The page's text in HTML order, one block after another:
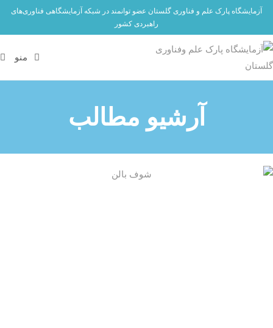
آزمایشگاه پارک علم و فناوری گلستان عضو توانمند در شبکه آزمایشگاهی فناوری‌های
راهبردی کشور
منو
آرشیو مطالب